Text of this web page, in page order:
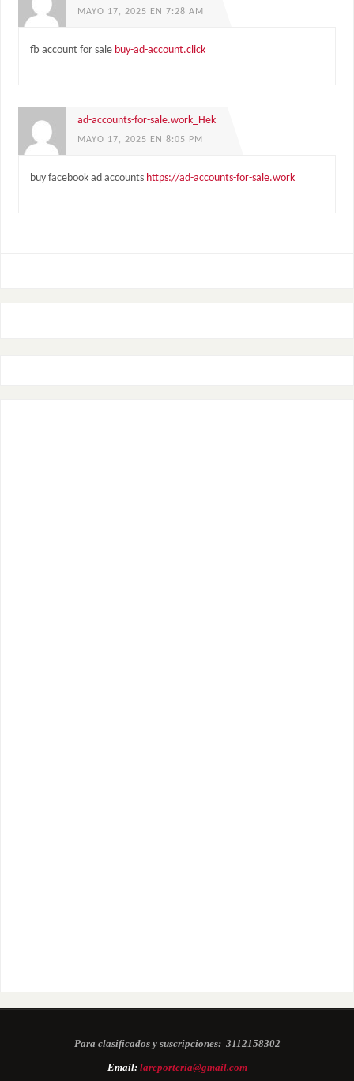
MAYO 17, 2025 EN 7:28 AM
fb account for sale buy-ad-account.click
ad-accounts-for-sale.work_Hek
MAYO 17, 2025 EN 8:05 PM
buy facebook ad accounts https://ad-accounts-for-sale.work
Para clasificados y suscripciones: 3112158302
Email: lareporteria@gmail.com